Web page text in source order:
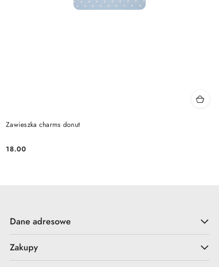
Zawieszka charms donut
Cena:
18.00
Dane adresowe
Zakupy